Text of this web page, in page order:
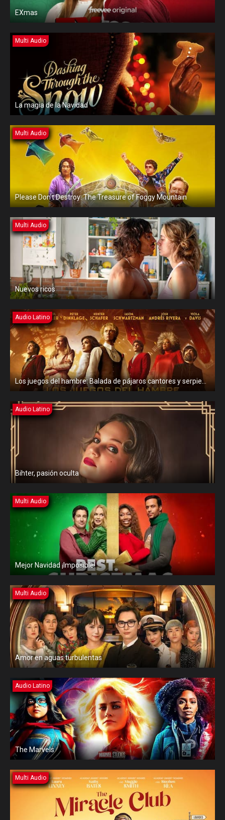
EXmas
Multi Audio
La magia de la Navidad
Multi Audio
Please Don’t Destroy: The Treasure of Foggy Mountain
Multi Audio
Nuevos ricos
Audio Latino
Los juegos del hambre: Balada de pájaros cantores y serpientes
Audio Latino
Bihter, pasión oculta
Multi Audio
Mejor Navidad ¡Imposible!
Multi Audio
Amor en aguas turbulentas
Audio Latino
The Marvels
Multi Audio